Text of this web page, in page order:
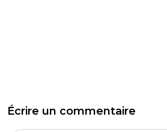
Écrire un commentaire